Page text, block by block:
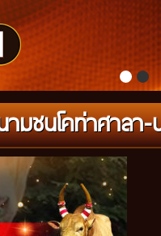
ชนโคท่าศาลา-